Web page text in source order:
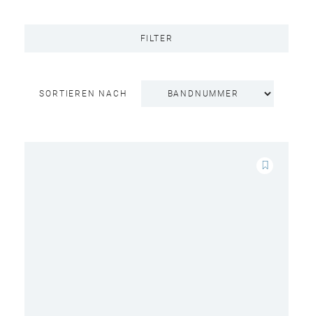
FILTER
SORTIEREN NACH